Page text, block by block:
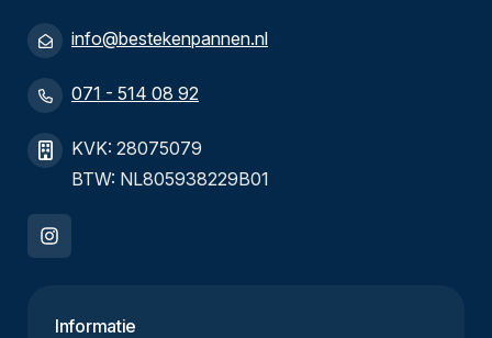
info@bestekenpannen.nl
071 - 514 08 92
KVK: 28075079
BTW: NL805938229B01
Informatie